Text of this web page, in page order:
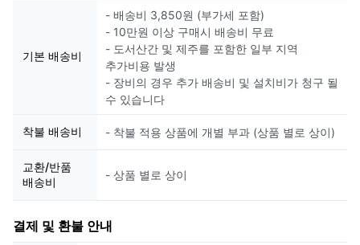
기본 배송비
- 배송비 3,850원 (부가세 포함)
- 10만원 이상 구매시 배송비 무료
- 도서산간 및 제주를 포함한 일부 지역
추가비용 발생
- 장비의 경우 추가 배송비 및 설치비가 청구 될
수 있습니다
착불 배송비 - 착불 적용 상품에 개별 부과 (상품 별로 상이)
교환/반품
배송비
- 상품 별로 상이
결제 및 환불 안내